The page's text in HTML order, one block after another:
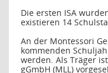
Die ersten ISA
existieren 14
An der Montessori
kommenden
werden. Als Träger
gGmbH (MLL)